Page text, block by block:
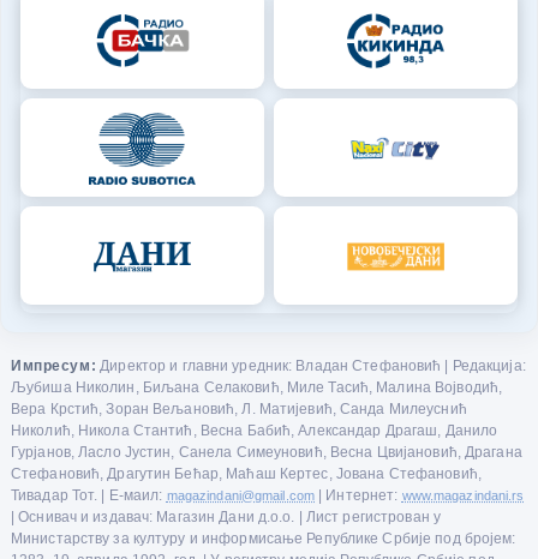
Импресум: Директор и главни уредник: Владан Стефановић | Редакција:
Љубиша Николин, Биљана Селаковић, Миле Тасић, Малина Војводић,
Вера Крстић, Зоран Вељановић, Л. Матијевић, Санда Милеуснић
Николић, Никола Стантић, Весна Бабић, Александар Драгаш, Данило
Гурјанов, Ласло Јустин, Санела Симеуновић, Весна Цвијановић, Драгана
Стефановић, Драгутин Бећар, Маћаш Кертес, Јована Стефановић,
Тивадар Тот. | Е-маил: magazindani@gmail.com | Интернет: www.magazindani.rs
| Оснивач и издавач: Магазин Дани д.о.о. | Лист регистрован у
Министарству за културу и информисање Републике Србије под бројем: